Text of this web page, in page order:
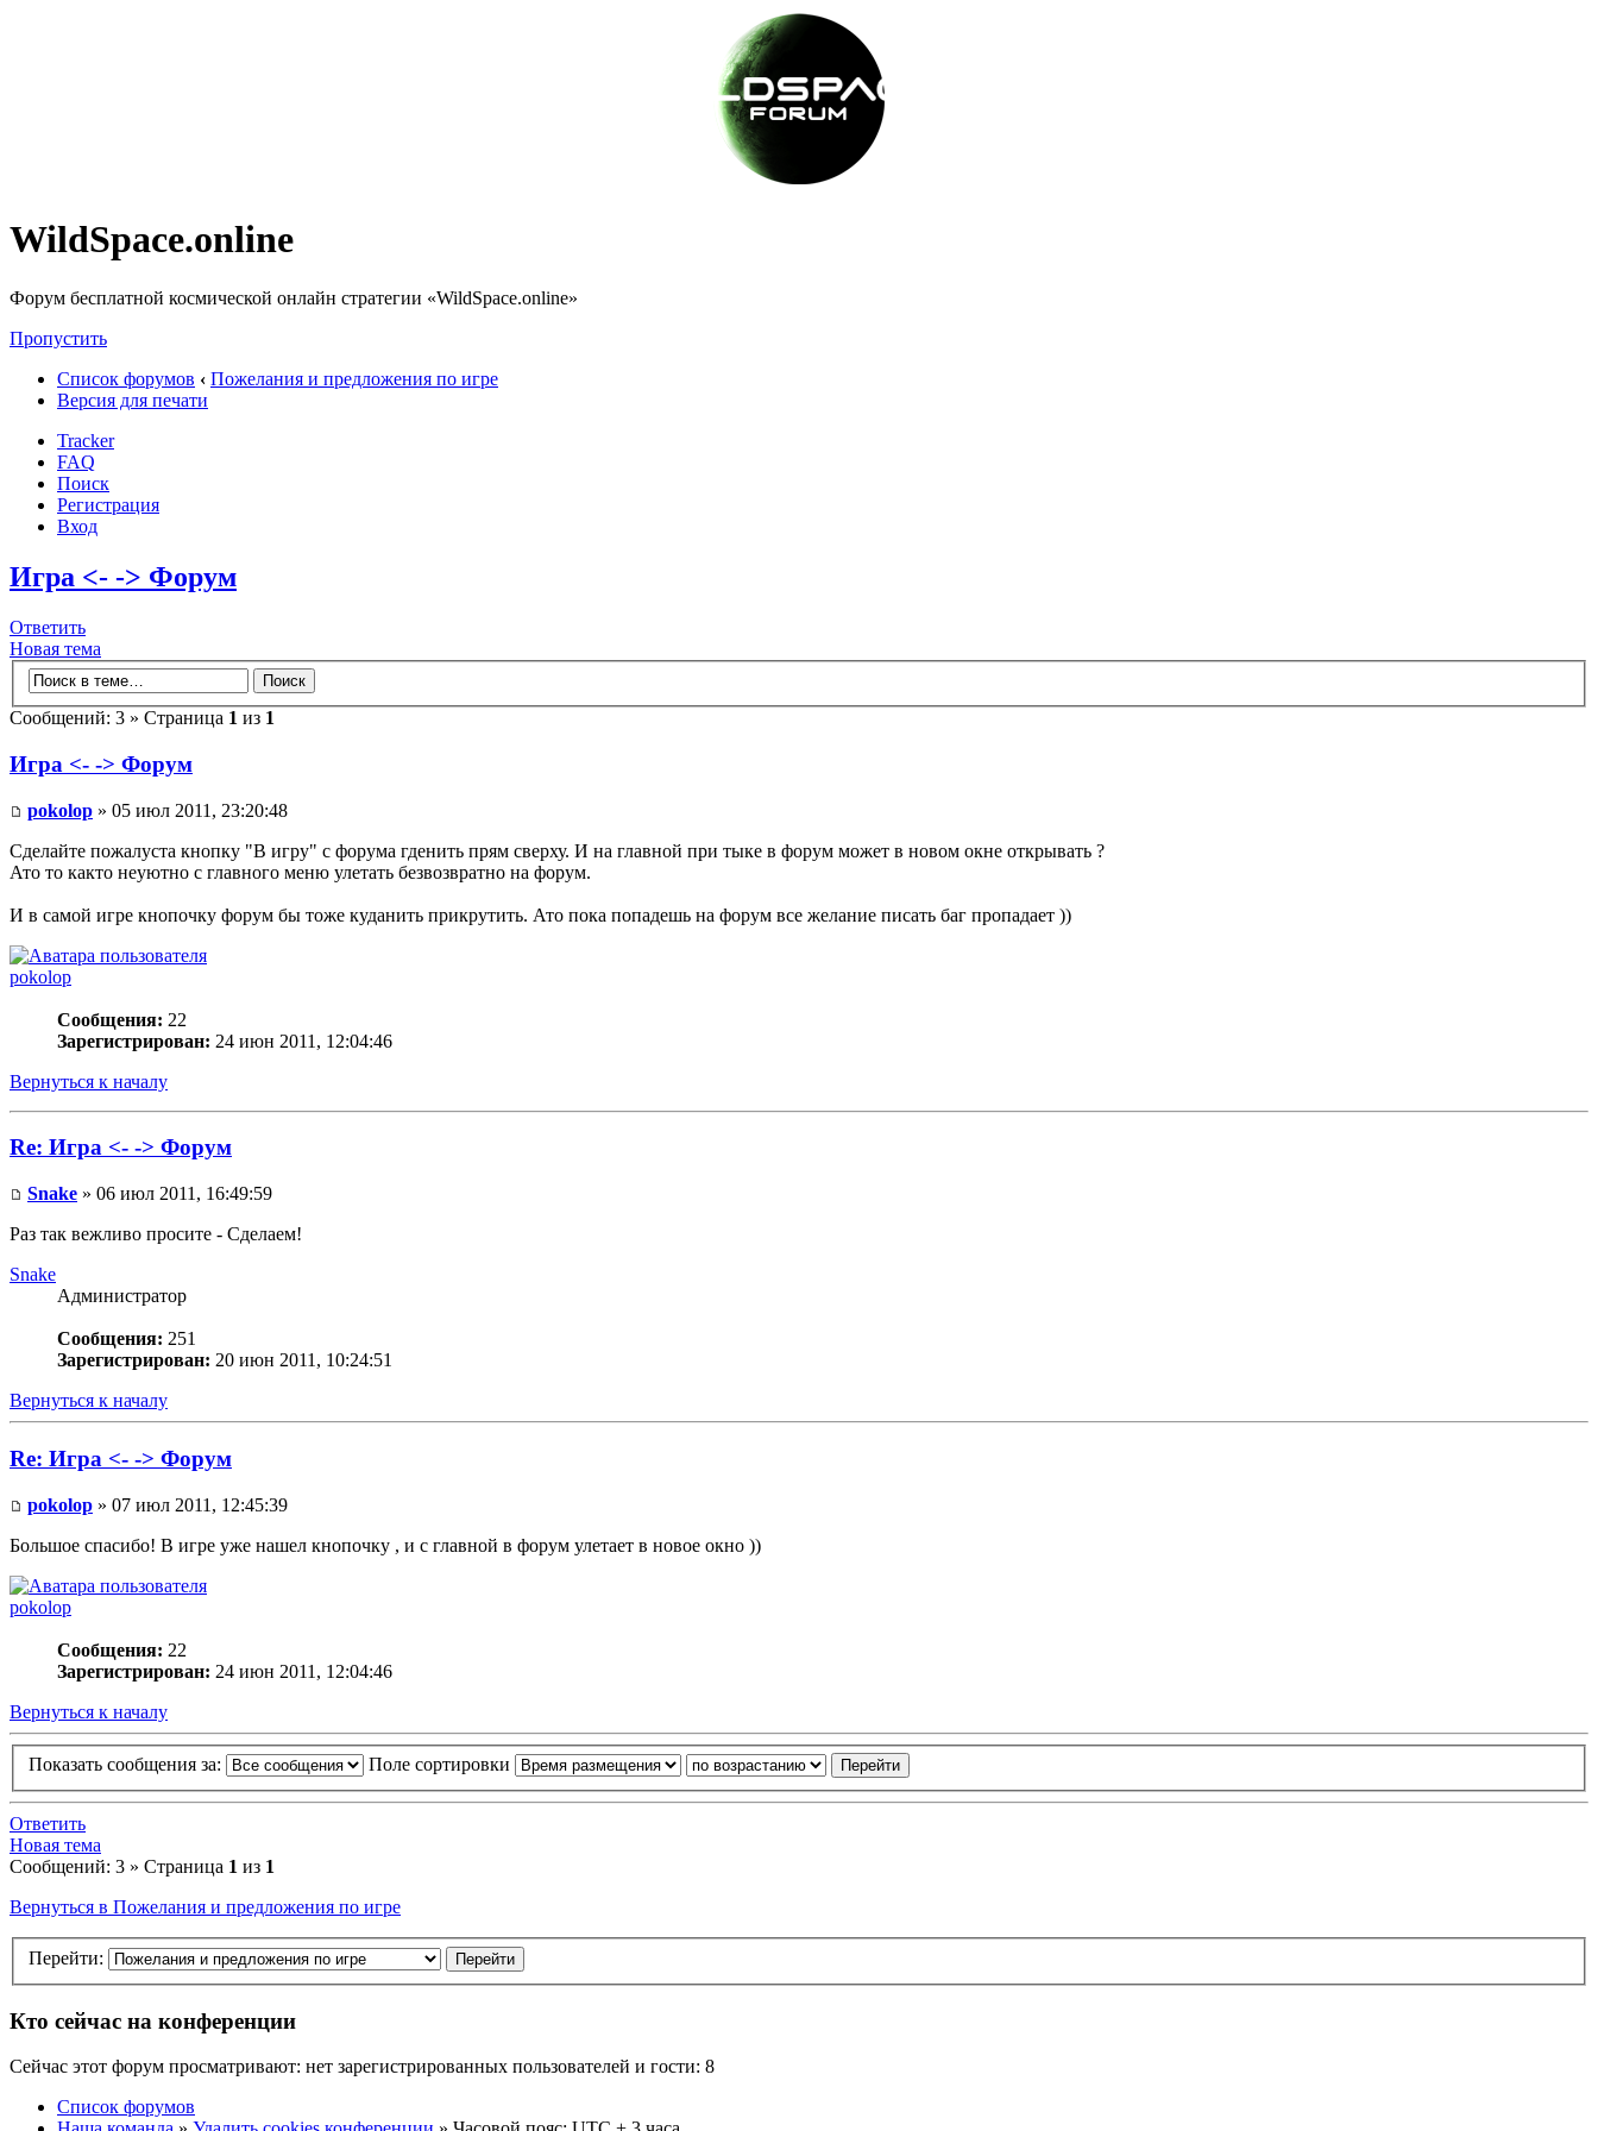
WildSpace.online
Форум бесплатной космической онлайн стратегии «WildSpace.online»
Пропустить
Список форумов ‹ Пожелания и предложения по игре
Версия для печати
Tracker
FAQ
Поиск
Регистрация
Вход
Игра <- -> Форум
Ответить
Новая тема
Сообщений: 3 » Страница 1 из 1
Игра <- -> Форум
pokolop » 05 июл 2011, 23:20:48
Сделайте пожалуста кнопку "В игру" с форума гденить прям сверху. И на главной при тыке в форум может в новом окне открывать ?
Ато то както неуютно с главного меню улетать безвозвратно на форум.
И в самой игре кнопочку форум бы тоже куданить прикрутить. Ато пока попадешь на форум все желание писать баг пропадает ))
pokolop
Сообщения: 22
Зарегистрирован: 24 июн 2011, 12:04:46
Вернуться к началу
Re: Игра <- -> Форум
Snake » 06 июл 2011, 16:49:59
Раз так вежливо просите - Сделаем!
Snake
Администратор
Сообщения: 251
Зарегистрирован: 20 июн 2011, 10:24:51
Вернуться к началу
Re: Игра <- -> Форум
pokolop » 07 июл 2011, 12:45:39
Большое спасибо! В игре уже нашел кнопочку , и с главной в форум улетает в новое окно ))
pokolop
Сообщения: 22
Зарегистрирован: 24 июн 2011, 12:04:46
Вернуться к началу
Показать сообщения за: Поле сортировки
Ответить
Новая тема
Сообщений: 3 » Страница 1 из 1
Вернуться в Пожелания и предложения по игре
Перейти:
Кто сейчас на конференции
Сейчас этот форум просматривают: нет зарегистрированных пользователей и гости: 8
Список форумов